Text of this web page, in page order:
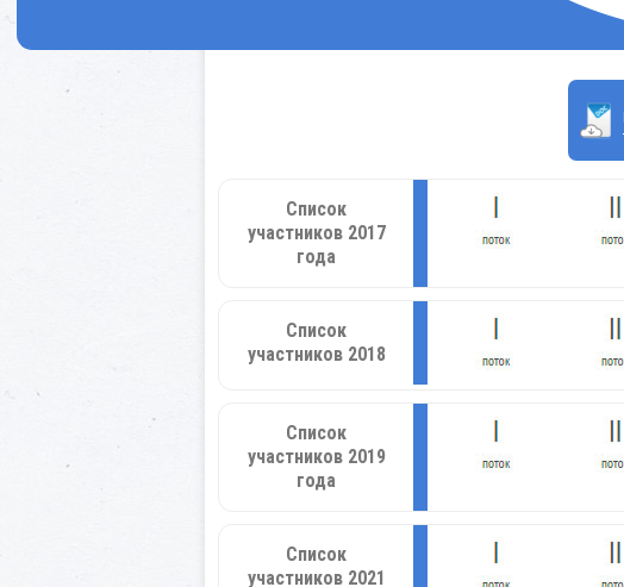
Список
участников 2017
года
Список
участников 2018
Список
участников 2019
года
Список
участников 2021